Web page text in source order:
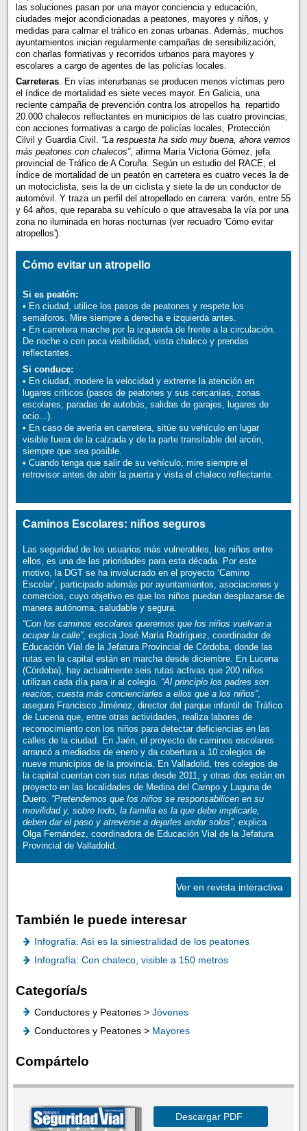
las soluciones pasan por una mayor conciencia y educación,
ciudades mejor acondicionadas a peatones, mayores y niños, y
medidas para calmar el tráfico en zonas urbanas. Además, muchos
ayuntamientos inician regularmente campañas de sensibilización,
con charlas formativas y recorridos urbanos para mayores y
escolares a cargo de agentes de las policías locales.
Carreteras. En vías interurbanas se producen menos víctimas pero
el índice de mortalidad es siete veces mayor. En Galicia, una
reciente campaña de prevención contra los atropellos ha repartido
20.000 chalecos reflectantes en municipios de las cuatro provincias,
con acciones formativas a cargo de policías locales, Protección
Cilvil y Guardia Civil. “La respuesta ha sido muy buena, ahora vemos
más peatones con chalecos”, afirma María Victoria Gómez, jefa
provincial de Tráfico de A Coruña. Según un estudio del RACE, el
índice de mortalidad de un peatón en carretera es cuatro veces la de
un motociclista, seis la de un ciclista y siete la de un conductor de
automóvil. Y traza un perfil del atropellado en carrera: varón, entre 55
y 64 años, que reparaba su vehículo o que atravesaba la vía por una
zona no iluminada en horas nocturnas (ver recuadro 'Cómo evitar
atropellos').
Cómo evitar un atropello
Si es peatón:
• En ciudad, utilice los pasos de peatones y respete los
semáforos. Mire siempre a derecha e izquierda antes.
• En carretera marche por la izquierda de frente a la circulación.
De noche o con poca visibilidad, vista chaleco y prendas
reflectantes.
Si conduce:
• En ciudad, modere la velocidad y extreme la atención en
lugares críticos (pasos de peatones y sus cercanías, zonas
escolares, paradas de autobús, salidas de garajes, lugares de
ocio...).
• En caso de avería en carretera, sitúe su vehículo en lugar
visible fuera de la calzada y de la parte transitable del arcén,
siempre que sea posible.
• Cuando tenga que salir de su vehículo, mire siempre el
retrovisor antes de abrir la puerta y vista el chaleco reflectante.
Caminos Escolares: niños seguros
Las seguridad de los usuarios más vulnerables, los niños entre
ellos, es una de las prioridades para esta década. Por este
motivo, la DGT se ha involucrado en el proyecto ‘Camino
Escolar’, participado además por ayuntamientos, asociaciones y
comercios, cuyo objetivo es que los niños puedan desplazarse de
manera autónoma, saludable y segura.
“Con los caminos escolares queremos que los niños vuelvan a
ocupar la calle”, explica José María Rodríguez, coordinador de
Educación Vial de la Jefatura Provincial de Córdoba, donde las
rutas en la capital están en marcha desde diciembre. En Lucena
(Córdoba), hay actualmente seis rutas activas que 200 niños
utilizan cada día para ir al colegio. “Al principio los padres son
reacios, cuesta más concienciarles a ellos que a los niños”,
asegura Francisco Jiménez, director del parque infantil de Tráfico
de Lucena que, entre otras actividades, realiza labores de
reconocimiento con los niños para detectar deficiencias en las
calles de la ciudad. En Jaén, el proyecto de caminos escolares
arrancó a mediados de enero y da cobertura a 10 colegios de
nueve municipios de la provincia. En Valladolid, tres colegios de
la capital cuentan con sus rutas desde 2011, y otras dos están en
proyecto en las localidades de Medina del Campo y Laguna de
Duero. “Pretendemos que los niños se responsabilicen en su
movilidad y, sobre todo, la familia es la que debe implicarle,
deben dar el paso y atreverse a dejarles andar solos”, explica
Olga Fernández, coordinadora de Educación Vial de la Jefatura
Provincial de Valladolid.
Ver en revista interactiva
También le puede interesar
Infografía: Así es la siniestralidad de los peatones
Infografía: Con chaleco, visible a 150 metros
Categoría/s
Conductores y Peatones > Jóvenes
Conductores y Peatones > Mayores
Compártelo
Descargar PDF